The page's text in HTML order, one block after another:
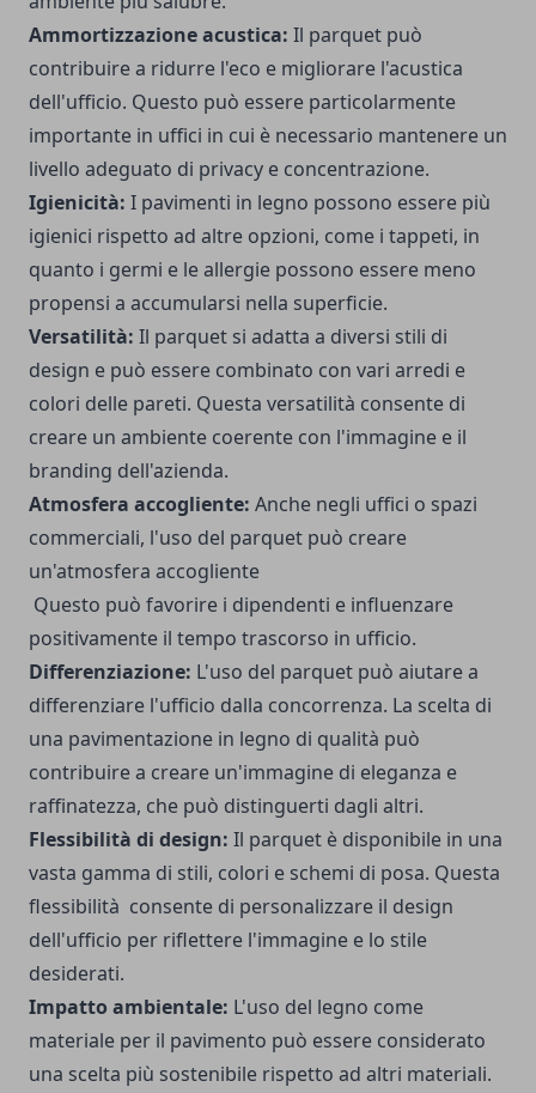
Ammortizzazione acustica: Il parquet può
contribuire a ridurre l'eco e migliorare l'acustica
dell'ufficio. Questo può essere particolarmente
importante in uffici in cui è necessario mantenere un
livello adeguato di privacy e concentrazione.
Igienicità: I pavimenti in legno possono essere più
igienici rispetto ad altre opzioni, come i tappeti, in
quanto i germi e le allergie possono essere meno
propensi a accumularsi nella superficie.
Versatilità: Il parquet si adatta a diversi stili di
design e può essere combinato con vari arredi e
colori delle pareti. Questa versatilità consente di
creare un ambiente coerente con l'immagine e il
branding dell'azienda.
Atmosfera accogliente: Anche negli uffici o spazi
commerciali, l'uso del parquet può creare
un'atmosfera accogliente
Questo può favorire i dipendenti e influenzare
positivamente il tempo trascorso in ufficio.
Differenziazione: L'uso del parquet può aiutare a
differenziare l'ufficio dalla concorrenza. La scelta di
una pavimentazione in legno di qualità può
contribuire a creare un'immagine di eleganza e
raffinatezza, che può distinguerti dagli altri.
Flessibilità di design: Il parquet è disponibile in una
vasta gamma di stili, colori e schemi di posa. Questa
flessibilità consente di personalizzare il design
dell'ufficio per riflettere l'immagine e lo stile
desiderati.
Impatto ambientale: L'uso del legno come
materiale per il pavimento può essere considerato
una scelta più sostenibile rispetto ad altri materiali.